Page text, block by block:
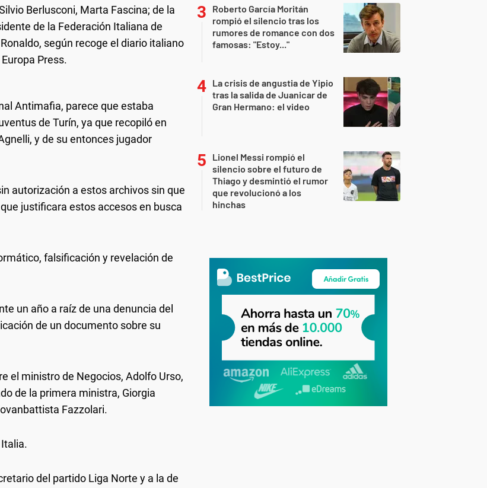
Berlusconi, Marta Fascina; de la
de la Federación Italiana de
según recoge el diario italiano
Press.
Antimafia, parece que estaba
de Turín, ya que recopiló en
y de su entonces jugador
autorización a estos archivos sin que
justificara estos accesos en busca
falsificación y revelación de
un año a raíz de una denuncia del
de un documento sobre su
el ministro de Negocios, Adolfo Urso,
de la primera ministra, Giorgia
Fazzolari.
del partido Liga Norte y a la de
Roberto García Moritán
rompió el silencio tras los
rumores de romance con dos
famosas: "Estoy..."
La crisis de angustia de Yipio
tras la salida de Juanicar de
Gran Hermano: el video
Lionel Messi rompió el
silencio sobre el futuro de
Thiago y desmintió el rumor
que revolucionó a los
hinchas